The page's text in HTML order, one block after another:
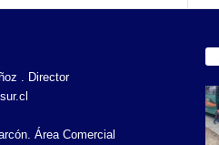
. Director
Área Comercial